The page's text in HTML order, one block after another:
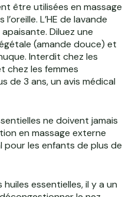
être utilisées en massage
L’HE de lavande
Diluez une
(amande douce) et
Interdit chez les
chez les femmes
de 3 ans, un avis médical
ne doivent jamais
en massage externe
pour les enfants de plus de
huiles essentielles, il y a un